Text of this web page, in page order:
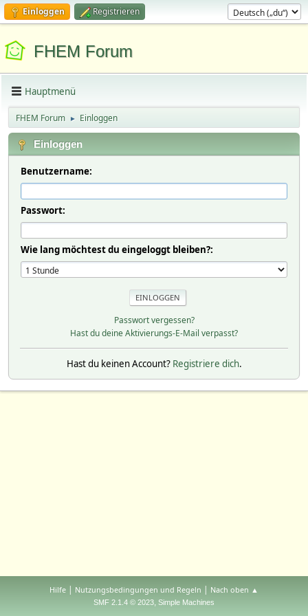
Einloggen Registrieren
FHEM Forum
Hauptmenü
FHEM Forum ► Einloggen
Einloggen
Benutzername:
Passwort:
Wie lang möchtest du eingeloggt bleiben?:
Passwort vergessen?
Hast du deine Aktivierungs-E-Mail verpasst?
Hast du keinen Account? Registriere dich.
Hilfe | Nutzungsbedingungen und Regeln | Nach oben ▲
SMF 2.1.4 © 2023, Simple Machines